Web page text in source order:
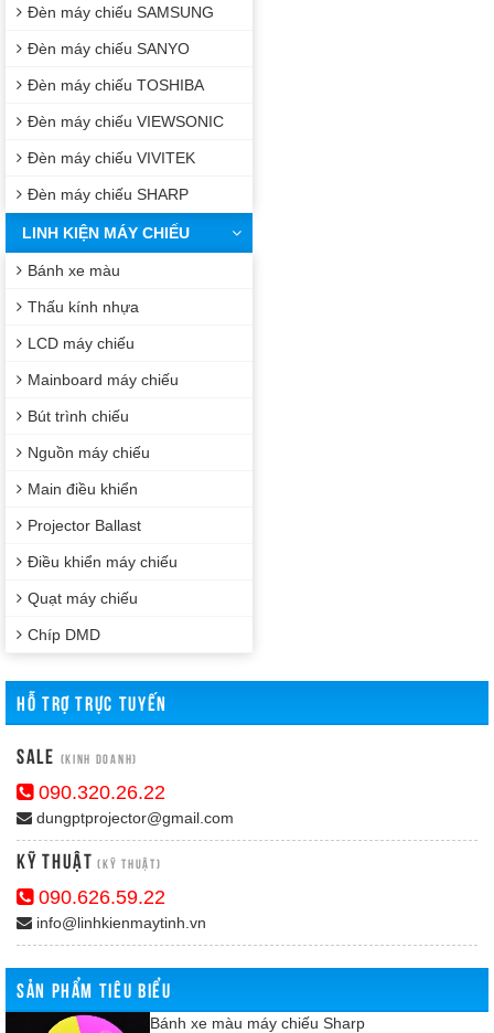
Đèn máy chiếu SAMSUNG
Đèn máy chiếu SANYO
Đèn máy chiếu TOSHIBA
Đèn máy chiếu VIEWSONIC
Đèn máy chiếu VIVITEK
Đèn máy chiếu SHARP
LINH KIỆN MÁY CHIẾU
Bánh xe màu
Thấu kính nhựa
LCD máy chiếu
Mainboard máy chiếu
Bút trình chiếu
Nguồn máy chiếu
Main điều khiển
Projector Ballast
Điều khiển máy chiếu
Quạt máy chiếu
Chíp DMD
HỖ TRỢ TRỰC TUYẾN
Sale (Kinh doanh)
090.320.26.22
dungptprojector@gmail.com
Kỹ Thuật (Kỹ thuật)
090.626.59.22
info@linhkienmaytinh.vn
SẢN PHẨM TIÊU BIỂU
Bánh xe màu máy chiếu Sharp